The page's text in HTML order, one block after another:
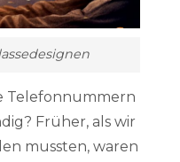
Telefonnummern
Früher, als wir
mussten, waren